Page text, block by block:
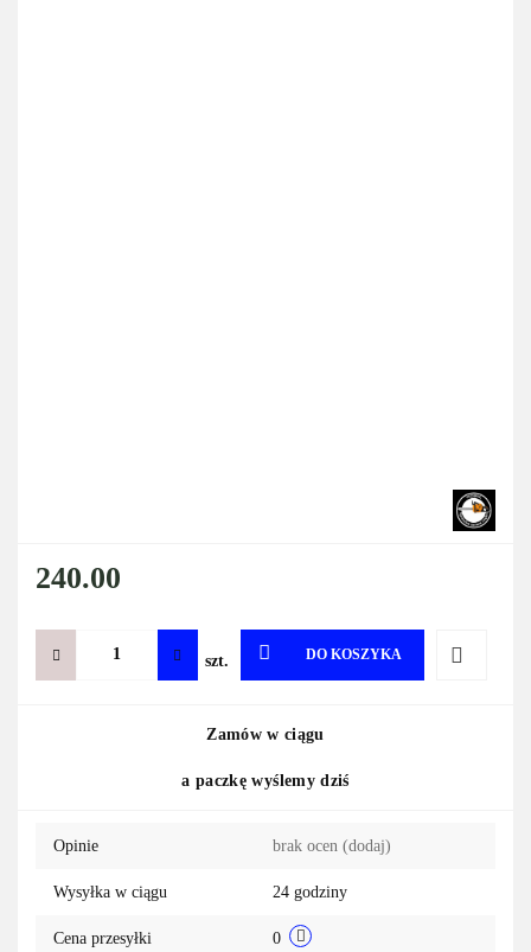
240.00
szt. DO KOSZYKA
Zamów w ciągu
a paczkę wyślemy dziś
Opinie brak ocen (dodaj)
Wysyłka w ciągu 24 godziny
Cena przesyłki 0